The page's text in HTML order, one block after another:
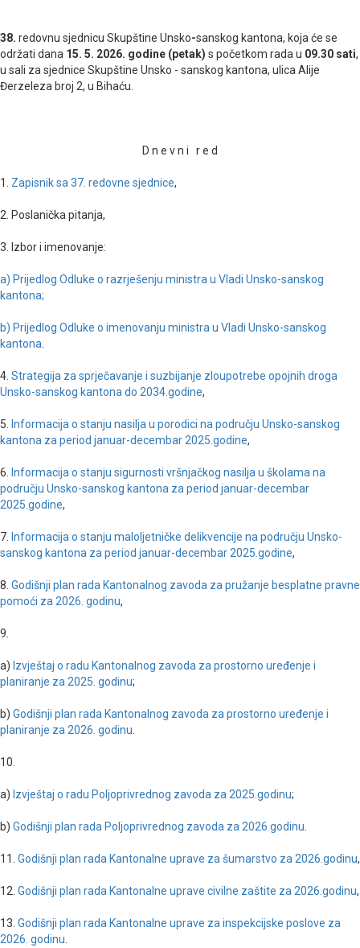
38. redovnu sjednicu Skupštine Unsko-sanskog kantona, koja će se
održati dana 15. 5. 2026. godine (petak) s početkom rada u 09.30 sati,
u sali za sjednice Skupštine Unsko - sanskog kantona, ulica Alije
Đerzeleza broj 2, u Bihaću.
D n e v n i r e d
1. Zapisnik sa 37. redovne sjednice,
2. Poslanička pitanja,
3. Izbor i imenovanje:
a) Prijedlog Odluke o razrješenju ministra u Vladi Unsko-sanskog
kantona;
b) Prijedlog Odluke o imenovanju ministra u Vladi Unsko-sanskog
kantona
4. Strategija za sprječavanje i suzbijanje zloupotrebe opojnih droga
Unsko-sanskog kantona do 2034.godine,
5.
Informacija o stanju nasilja u porodici na području Unsko-sanskog
kantona za period januar-decembar 2025.godine,
6.
Informacija o stanju sigurnosti vršnjačkog nasilja u školama na
području Unsko-sanskog kantona za period januar-decembar
2025.godine,
7. Informacija o stanju maloljetničke delikvencije na području Unsko-
sanskog kantona za period januar-decembar 2025.godine,
8. Godišnji plan rada Kantonalnog zavoda za pružanje besplatne pravne
pomoći za 2026. godinu,
9.
a) Izvještaj o radu Kantonalnog zavoda za prostorno uređenje i
planiranje za 2025. godinu;
b) Godišnji plan rada Kantonalnog zavoda za prostorno uređenje i
planiranje za 2026. godinu
10.
a) Izvještaj o radu Poljoprivrednog zavoda za 2025.godinu;
b) Godišnji plan rada Poljoprivrednog zavoda za 2026.godinu
11. Godišnji plan rada Kantonalne uprave za šumarstvo za 2026.godinu,
12. Godišnji plan rada Kantonalne uprave civilne zaštite za 2026.godinu,
13. Godišnji plan rada Kantonalne uprave za inspekcijske poslove za
2026. godinu